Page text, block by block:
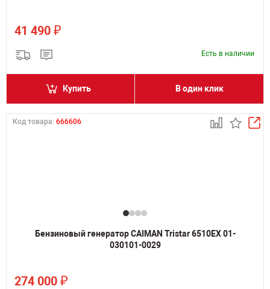
41 490 ₽
Есть в наличии
Купить В один клик
Код товара: 666606
Бензиновый генератор CAIMAN Tristar 6510EX 01-
030101-0029
274 000 ₽